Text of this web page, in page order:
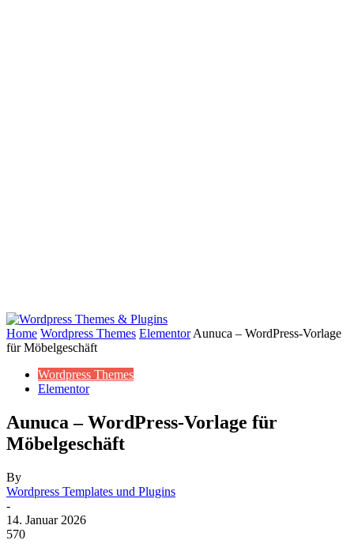
Home Wordpress Themes Elementor Aunuca – WordPress-Vorlage
für Möbelgeschäft
Wordpress Themes
Elementor
Aunuca – WordPress-Vorlage für
Möbelgeschäft
By
Wordpress Templates und Plugins
-
14. Januar 2026
570